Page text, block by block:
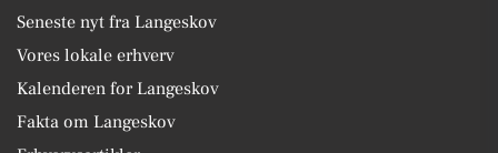
Seneste nyt fra Langeskov
Vores lokale erhverv
Kalenderen for Langeskov
Fakta om Langeskov